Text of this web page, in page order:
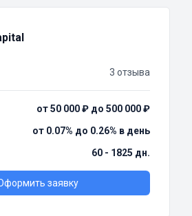
3 отзыва
от 50 000 ₽ до 500 000 ₽
от 0.07% до 0.26% в день
60 - 1825 дн.
заявку